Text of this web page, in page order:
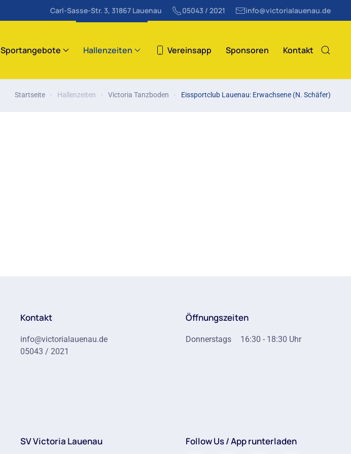
Carl-Sasse-Str. 3, 31867 Lauenau 05043 / 2021 info@victorialauenau.de
Sportangebote Hallenzeiten Vereinsapp Sponsoren Kontakt
Startseite Hallenzeiten Victoria Tanzboden Eissportclub Lauenau: Erwachsene (N. Schäfer)
Kontakt
info@victorialauenau.de
05043 / 2021
Öffnungszeiten
Donnerstags 16:30 - 18:30 Uhr
SV Victoria Lauenau Follow Us / App runterladen